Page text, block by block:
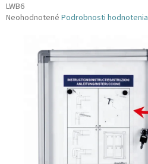
LWB6
Priemerné
Neohodnotené Podrobnosti hodnotenia